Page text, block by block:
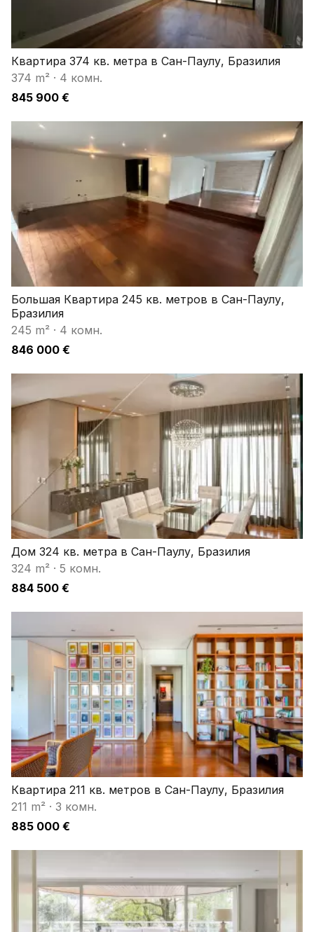
Квартира 374 кв. метра в Сан-Паулу, Бразилия
374 m² · 4 комн.
845 900 €
Большая Квартира 245 кв. метров в Сан-Паулу,
Бразилия
245 m² · 4 комн.
846 000 €
Дом 324 кв. метра в Сан-Паулу, Бразилия
324 m² · 5 комн.
884 500 €
Квартира 211 кв. метров в Сан-Паулу, Бразилия
211 m² · 3 комн.
885 000 €